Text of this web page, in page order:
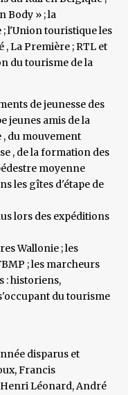
Body » ; la
l'Union touristique les
, La Première ; RTL et
du tourisme de la
de jeunesse des
jeunes amis de la
du mouvement
, de la formation des
moyenne
les gîtes d'étape de
lors des expéditions
Wallonie ; les
; les marcheurs
: historiens,
du tourisme
disparus et
Francis
Léonard, André